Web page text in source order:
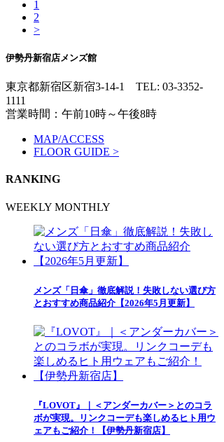
1
2
>
伊勢丹新宿店メンズ館
東京都新宿区新宿3-14-1 TEL: 03-3352-
1111
営業時間：午前10時～午後8時
MAP/ACCESS
FLOOR GUIDE >
RANKING
WEEKLY MONTHLY
メンズ「日傘」徹底解説！失敗しない選び方
とおすすめ商品紹介【2026年5月更新】
『LOVOT』｜＜アンダーカバー＞とのコラ
ボが実現。リンクコーデも楽しめるヒト用ウ
ェアもご紹介！【伊勢丹新宿店】